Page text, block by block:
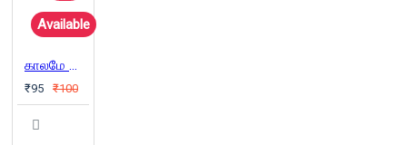
Available
காலமே வெளி அறிவியல் புனைகதைகள்
₹95 ₹100